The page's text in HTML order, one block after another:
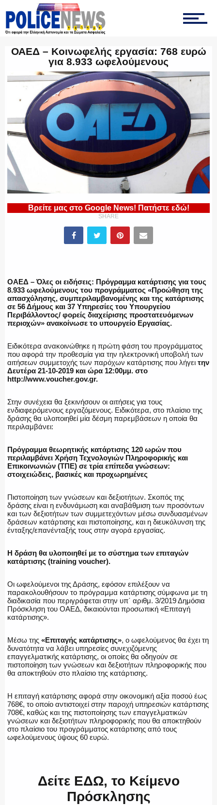
ΟΠΚΕ
ΟΜΑΔΑ “Ζ”
ΕΚΑΜ
ΥΑΤ/ΥΜΕΤ
ΕΛΛΗΝΙΚΗ ΑΣΤΥΝΟΜΙΑ
ΛΙΜΕΝΙΚΟ
ΕΝΟΠΛΕΣ ΔΥΝΑΜΕΙΣ
ΕΚΑΒ
ΑΣΤΥΝΟΜΙΚΟ ΡΕΠΟΡΤΑΖ
Η ΦΩΝΗ ΣΟΥ
ΟΠΛΑ/ΕΞΟΠΛΙΣΜΟΣ
ΟΜΑΔΕΣ ΕΛ.ΑΣ.
ΟΑΕΔ – Κοινωφελής εργασία: 768 ευρώ
για 8.933 ωφελούμενους
Βρείτε μας στο Google News! Πατήστε εδώ!
SHARE
ΟΑΕΔ – Όλες οι ειδήσεις: Πρόγραμμα κατάρτισης για τους
8.933 ωφελούμενους του προγράμματος «Προώθηση της
απασχόλησης, συμπεριλαμβανομένης και της κατάρτισης
σε 56 Δήμους και 37 Υπηρεσίες του Υπουργείου
Περιβάλλοντος/ φορείς διαχείρισης προστατευόμενων
περιοχών» ανακοίνωσε το υπουργείο Εργασίας.
Ειδικότερα ανακοινώθηκε η πρώτη φάση του προγράμματος
που αφορά την προθεσμία για την ηλεκτρονική υποβολή των
αιτήσεων συμμετοχής των παρόχων κατάρτισης που λήγει την
Δευτέρα 21-10-2019 και ώρα 12:00μμ. στο
http://www.voucher.gov.gr.
Στην συνέχεια θα ξεκινήσουν οι αιτήσεις για τους
ενδιαφερόμενους εργαζόμενους. Ειδικότερα, στο πλαίσιο της
δράσης θα υλοποιηθεί μία δέσμη παρεμβάσεων η οποία θα
περιλαμβάνει:
Πρόγραμμα θεωρητικής κατάρτισης 120 ωρών που
περιλαμβάνει Χρήση Τεχνολογιών Πληροφορικής και
Επικοινωνιών (ΤΠΕ) σε τρία επίπεδα γνώσεων:
στοιχειώδεις, βασικές και προχωρημένες
Πιστοποίηση των γνώσεων και δεξιοτήτων. Σκοπός της
δράσης είναι η ενδυνάμωση και αναβάθμιση των προσόντων
και των δεξιοτήτων των συμμετεχόντων μέσω συνδυασμένων
δράσεων κατάρτισης και πιστοποίησης, και η διευκόλυνση της
ένταξης/επανένταξής τους στην αγορά εργασίας.
Η δράση θα υλοποιηθεί με το σύστημα των επιταγών
κατάρτισης (training voucher).
Οι ωφελούμενοι της Δράσης, εφόσον επιλέξουν να
παρακολουθήσουν το πρόγραμμα κατάρτισης σύμφωνα με τη
διαδικασία που περιγράφεται στην υπ΄ αριθμ. 3/2019 Δημόσια
Πρόσκληση του ΟΑΕΔ, δικαιούνται προσωπική «Επιταγή
κατάρτισης».
Μέσω της «Επιταγής κατάρτισης», ο ωφελούμενος θα έχει τη
δυνατότητα να λάβει υπηρεσίες συνεχιζόμενης
επαγγελματικής κατάρτισης, οι οποίες θα οδηγούν σε
πιστοποίηση των γνώσεων και δεξιοτήτων πληροφορικής που
θα αποκτηθούν στο πλαίσιο της κατάρτισης.
Η επιταγή κατάρτισης αφορά στην οικονομική αξία ποσού έως
768€, το οποίο αντιστοιχεί στην παροχή υπηρεσιών κατάρτισης
708€, καθώς και της πιστοποίησης των επαγγελματικών
γνώσεων και δεξιοτήτων πληροφορικής που θα αποκτηθούν
στο πλαίσιο του προγράμματος κατάρτισης από τους
ωφελούμενους ύψους 60 ευρώ.
Δείτε ΕΔΩ, το Κείμενο
Πρόσκλησης